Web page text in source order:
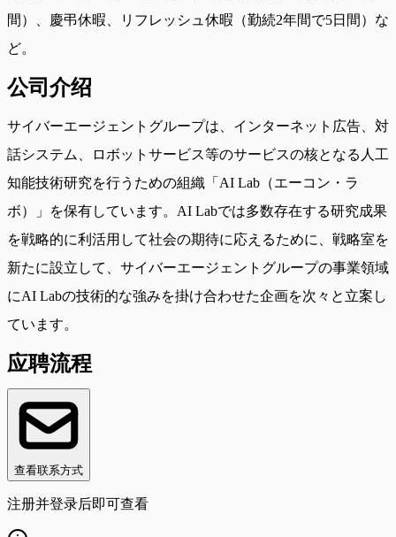
間）、慶弔休暇、リフレッシュ休暇（勤続2年間で5日間）な
ど。
公司介绍
サイバーエージェントグループは、インターネット広告、対
話システム、ロボットサービス等のサービスの核となる人工
知能技術研究を行うための組織「AI Lab（エーコン・ラ
ボ）」を保有しています。AI Labでは多数存在する研究成果
を戦略的に利活用して社会の期待に応えるために、戦略室を
新たに設立して、サイバーエージェントグループの事業領域
にAI Labの技術的な強みを掛け合わせた企画を次々と立案し
ています。
应聘流程
查看联系方式
注册并登录后即可查看